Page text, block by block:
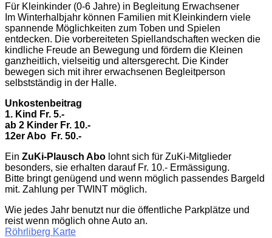
Für Kleinkinder (0-6 Jahre) in Begleitung Erwachsener
Im Winterhalbjahr können Familien mit Kleinkindern viele
spannende Möglichkeiten zum Toben und Spielen
entdecken. Die vorbereiteten Spiellandschaften wecken die
kindliche Freude an Bewegung und fördern die Kleinen
ganzheitlich, vielseitig und altersgerecht. Die Kinder
bewegen sich mit ihrer erwachsenen Begleitperson
selbstständig in der Halle.
Unkostenbeitrag
1. Kind Fr. 5.-
ab 2 Kinder Fr. 10.-
12er Abo
Fr. 50.-
Ein ZuKi-Plausch Abo lohnt sich für ZuKi-Mitglieder
besonders, sie erhalten darauf Fr. 10.- Ermässigung.
Bitte bringt genügend und wenn möglich passendes Bargeld
mit. Zahlung per TWINT möglich.
Wie jedes Jahr benutzt nur die öffentliche Parkplätze und
reist wenn möglich ohne Auto an.
Röhrliberg Karte